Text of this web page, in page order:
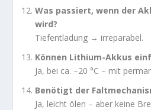
Was passiert, wenn der
wird?
Tiefentladung → irreparabel.
Können Lithium-Akkus
Ja, bei ca. –20 °C – mit
Benötigt der
Ja, leicht ölen – aber keine